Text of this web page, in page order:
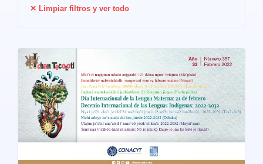
✕ Limpiar filtros y ver todo